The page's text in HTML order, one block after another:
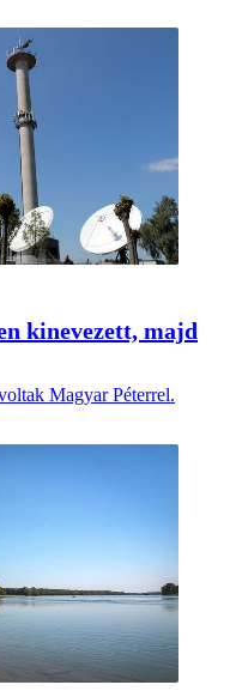
kinevezett, majd
Magyar Péterrel.